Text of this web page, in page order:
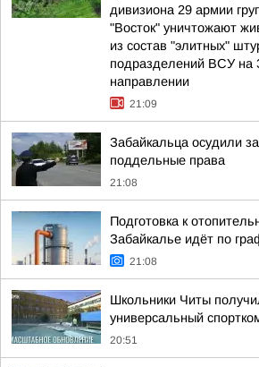
дивизиона 29 армии
"Восток" уничтожают
из состав "элитных"
подразделений ВСУ на
направлении
21:09
Забайкальца осудили
поддельные права
21:08
Подготовка к
Забайкалье идёт по
21:08
Школьники Читы
универсальный
20:51